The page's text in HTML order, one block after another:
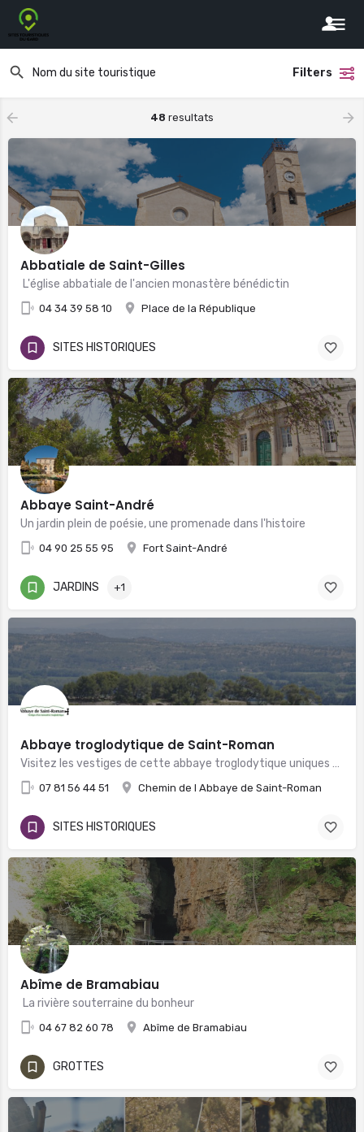
Filters
48 resultats
Abbatiale de Saint-Gilles
L'église abbatiale de l'ancien monastère bénédictin
04 34 39 58 10 Place de la République
SITES HISTORIQUES
Abbaye Saint-André
Un jardin plein de poésie, une promenade dans l'histoire
04 90 25 55 95 Fort Saint-André
JARDINS +1
Abbaye troglodytique de Saint-Roman
Visitez les vestiges de cette abbaye troglodytique uniques en Europe occidentale
07 81 56 44 51 Chemin de l Abbaye de Saint-Roman
SITES HISTORIQUES
Abîme de Bramabiau
La rivière souterraine du bonheur
04 67 82 60 78 Abîme de Bramabiau
GROTTES